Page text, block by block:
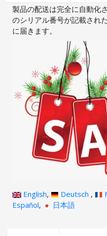
製品の配送は完全に自動化
のシリアル番号が記載され
に届きます。
English, Deutsch ,
Español, 日本語